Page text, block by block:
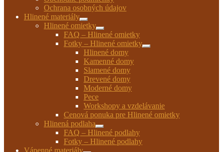
Ochrana osobných údajov
Hlinené materiály
Rozbaliť
podradené
menu
Hlinené omietky
Rozbaliť
podradené
menu
FAQ – Hlinené omietky
Fotky – Hlinené omietky
Rozbaliť
Hlinené domy
Kamenné domy
Slamené domy
Drevené domy
Moderné domy
Pece
Workshopy a vzdelávanie
Cenová ponuka pre Hlinené omietky
Hlinená podlaha
Rozbaliť
podradené
menu
FAQ – Hlinené podlahy
Fotky – Hlinené podlahy
Vápenné materiály